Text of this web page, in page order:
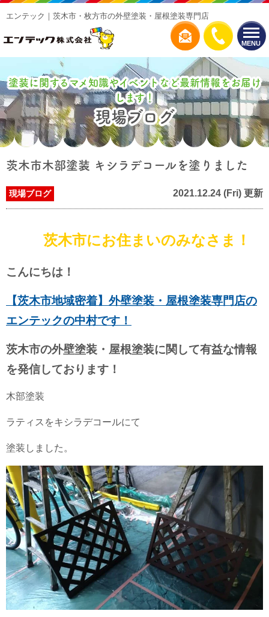
MENU
エンテック｜茨木市・枚方市の外壁塗装・屋根塗装専門店
塗装に関するマメ知識やイベントなど最新情報をお届け
します！
現場ブログ
茨木市木部塗装 キシラデコールを塗りました
現場ブログ 2021.12.24 (Fri) 更新
茨木市にお住まいのみなさま！
こんにちは！
【茨木市地域密着】外壁塗装・屋根塗装専門店の
エンテックの中村です！
茨木市の外壁塗装・屋根塗装に関して有益な情報
を発信しております！
木部塗装
ラティスをキシラデコールにて
塗装しました。